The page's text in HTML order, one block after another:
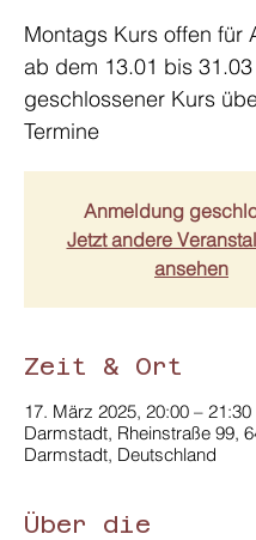
Montags Kurs offen für
ab dem 13.01 bis
geschlossener Kurs
Termine
Anmeldung
Jetzt andere
ansehen
Zeit & Ort
17. März 2025, 20:00 – 21:30
Darmstadt, Rheinstraße 99,
Darmstadt, Deutschland
Über die